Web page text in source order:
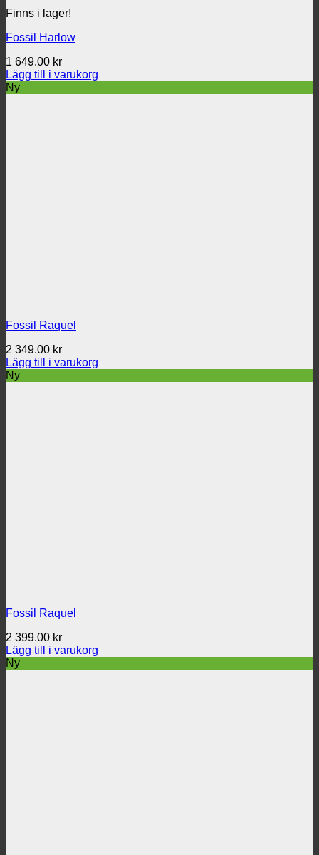
Finns i lager!
Fossil Harlow
1 649.00 kr
Lägg till i varukorg
Ny
Fossil Raquel
2 349.00 kr
Lägg till i varukorg
Ny
Fossil Raquel
2 399.00 kr
Lägg till i varukorg
Ny